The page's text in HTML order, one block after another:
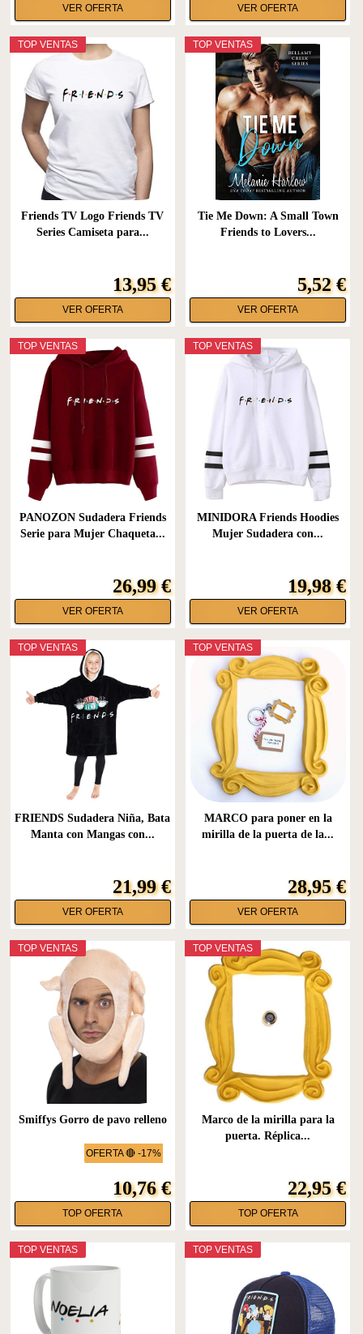
VER OFERTA VER OFERTA
TOP VENTAS
Friends TV Logo Friends TV
Series Camiseta para...
13,95 €
VER OFERTA
TOP VENTAS
Tie Me Down: A Small Town
Friends to Lovers...
5,52 €
VER OFERTA
TOP VENTAS
PANOZON Sudadera Friends
Serie para Mujer Chaqueta...
26,99 €
VER OFERTA
TOP VENTAS
MINIDORA Friends Hoodies
Mujer Sudadera con...
19,98 €
VER OFERTA
TOP VENTAS
FRIENDS Sudadera Niña, Bata
Manta con Mangas con...
21,99 €
VER OFERTA
TOP VENTAS
MARCO para poner en la
mirilla de la puerta de la...
28,95 €
VER OFERTA
OFERTA 🔴 -17%
TOP VENTAS
Smiffys Gorro de pavo relleno
10,76 €
TOP OFERTA
TOP VENTAS
Marco de la mirilla para la
puerta. Réplica...
22,95 €
TOP OFERTA
TOP VENTAS TOP VENTAS